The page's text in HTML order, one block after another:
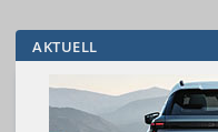
AKTUELL